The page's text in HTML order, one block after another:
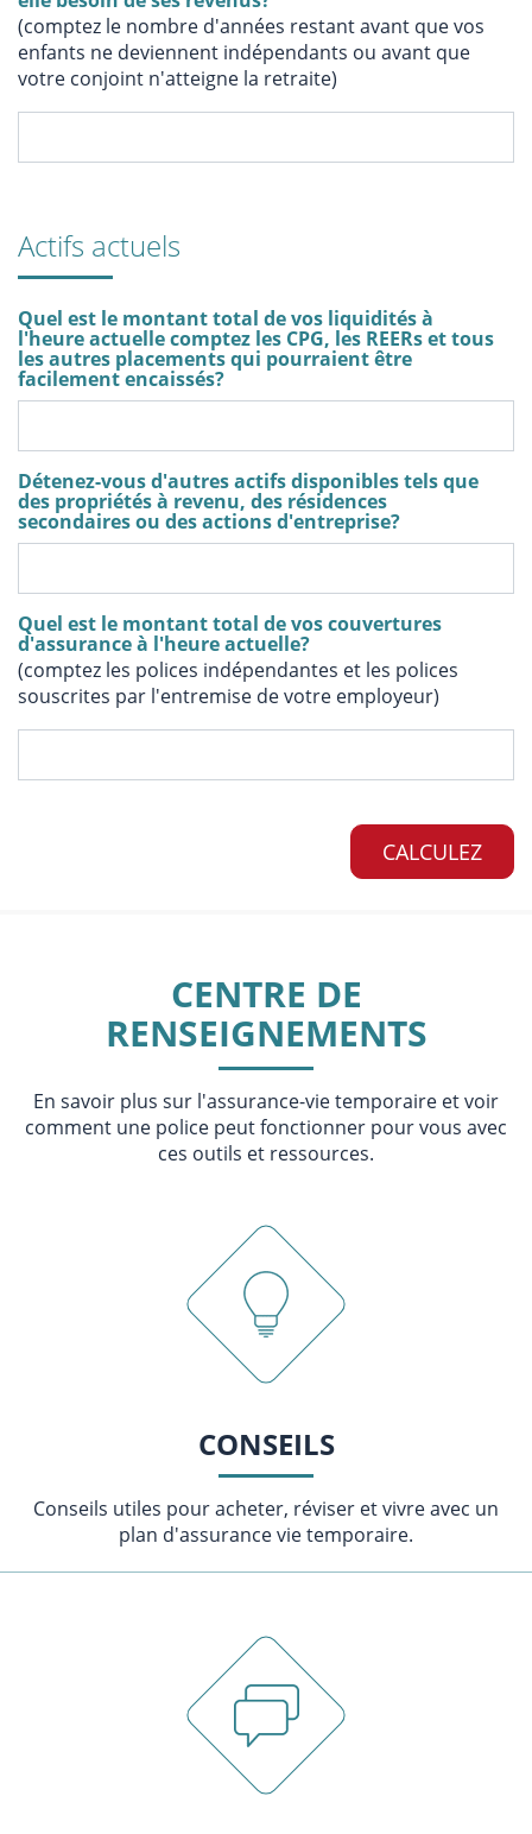
(comptez le nombre d'années restant avant que vos
enfants ne deviennent indépendants ou avant que
votre conjoint n'atteigne la retraite)
Actifs actuels
Quel est le montant total de vos liquidités à
l'heure actuelle comptez les CPG, les REERs et tous
les autres placements qui pourraient être
facilement encaissés?
Détenez-vous d'autres actifs disponibles tels que
des propriétés à revenu, des résidences
secondaires ou des actions d'entreprise?
Quel est le montant total de vos couvertures
d'assurance à l'heure actuelle?
(comptez les polices indépendantes et les polices
souscrites par l'entremise de votre employeur)
CALCULEZ
CENTRE DE
RENSEIGNEMENTS
En savoir plus sur l'assurance-vie temporaire et voir
comment une police peut fonctionner pour vous avec
ces outils et ressources.
CONSEILS
Conseils utiles pour acheter, réviser et vivre avec un
plan d'assurance vie temporaire.